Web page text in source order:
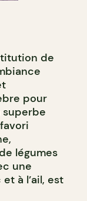
de
pour
superbe
légumes
une
à l’ail, est